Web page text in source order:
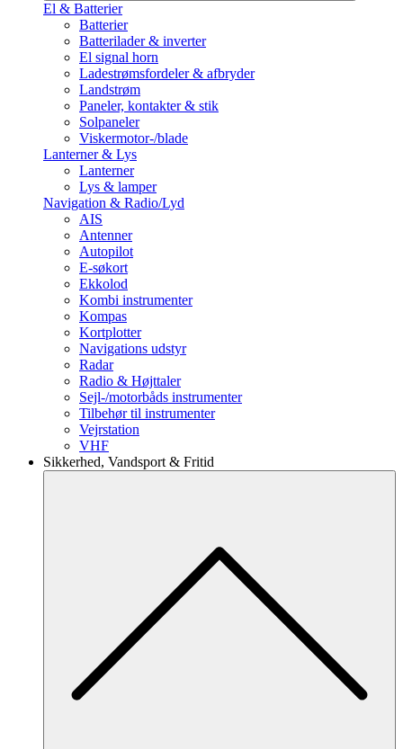
El & Batterier
Batterier
Batterilader & inverter
El signal horn
Ladestrømsfordeler & afbryder
Landstrøm
Paneler, kontakter & stik
Solpaneler
Viskermotor-/blade
Lanterner & Lys
Lanterner
Lys & lamper
Navigation & Radio/Lyd
AIS
Antenner
Autopilot
E-søkort
Ekkolod
Kombi instrumenter
Kompas
Kortplotter
Navigations udstyr
Radar
Radio & Højttaler
Sejl-/motorbåds instrumenter
Tilbehør til instrumenter
Vejrstation
VHF
Sikkerhed, Vandsport & Fritid